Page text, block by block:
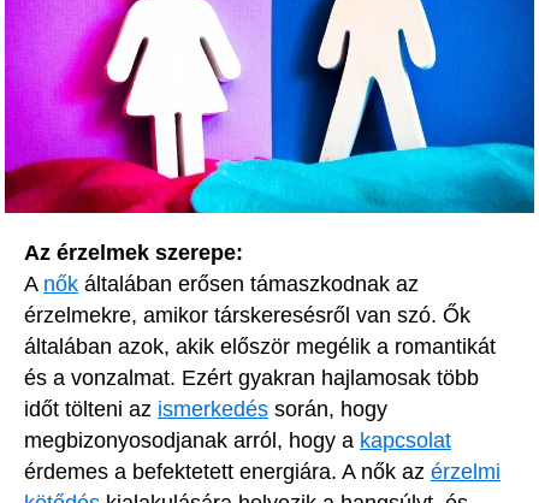
Az érzelmek szerepe:
A nők általában erősen támaszkodnak az
érzelmekre, amikor társkeresésről van szó. Ők
általában azok, akik először megélik a romantikát
és a vonzalmat. Ezért gyakran hajlamosak több
időt tölteni az ismerkedés során, hogy
megbizonyosodjanak arról, hogy a kapcsolat
érdemes a befektetett energiára. A nők az érzelmi